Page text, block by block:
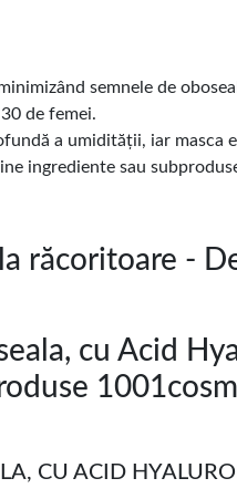
semnele de
de femei.
a umidității, iar masca
ingrediente sau
răcoritoare -
cu Acid
CU ACID